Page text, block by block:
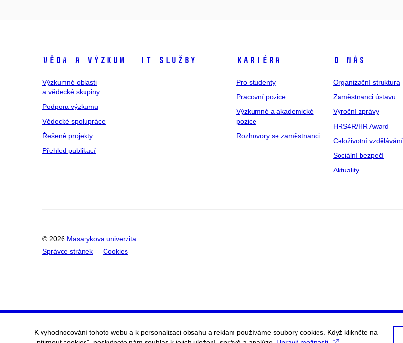
Věda a výzkum
Výzkumné oblasti
a vědecké skupiny
Podpora výzkumu
Vědecké spolupráce
Řešené projekty
Přehled publikací
IT služby Kariéra
Pro studenty
Pracovní pozice
Výzkumné a akademické
pozice
Rozhovory se zaměstnanci
O nás
Organizační struktura
Zaměstnanci ústavu
Výroční zprávy
HRS4R/HR Award
Celoživotní vzdělávání
Sociální bezpečí
Aktuality
© 2026 Masarykova univerzita
Správce stránek
Cookies
K vyhodnocování tohoto webu a k personalizaci obsahu a reklam používáme soubory cookies. Když klikněte na